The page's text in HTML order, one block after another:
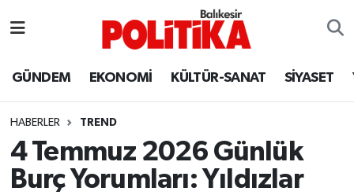
GÜNDEM EKONOMİ KÜLTÜR-SANAT SİYASET
HABERLER TREND
4 Temmuz 2026 Günlük
Burç Yorumları: Yıldızlar
Ayvalık
Balya
Bandırma
Balıkesir Hava Durumu
Balıkesir Namaz Vakitleri
Balıkesir Trafik Yoğunluk Haritası